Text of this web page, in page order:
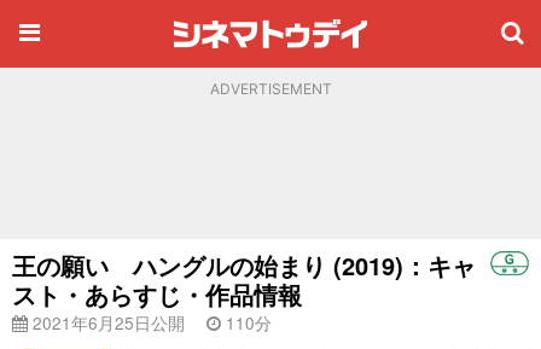
ADVERTISEMENT
王の願い ハングルの始まり (2019)：キャ
スト・あらすじ・作品情報
2021年6月25日公開 110分